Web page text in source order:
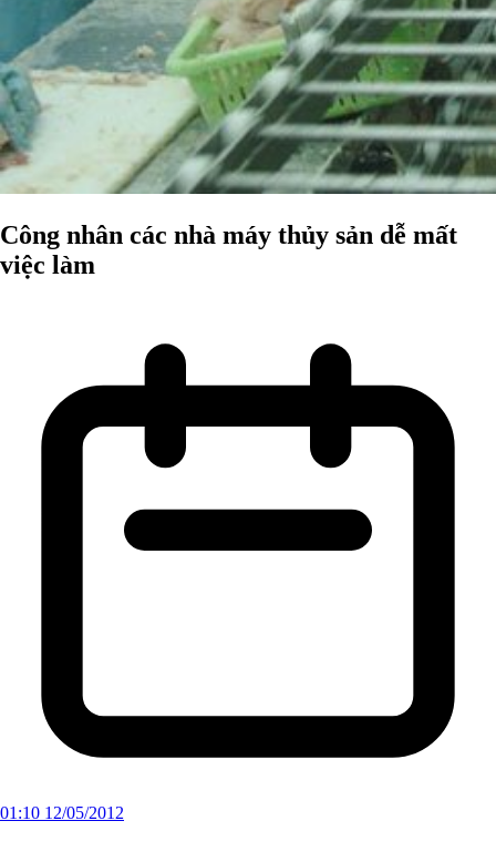
Công nhân các nhà máy thủy sản dễ mất
việc làm
01:10 12/05/2012